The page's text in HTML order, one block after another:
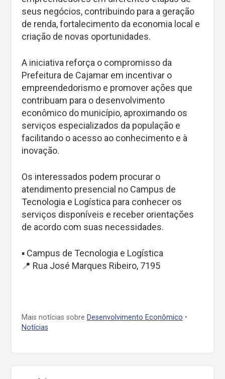
seus negócios, contribuindo para a geração
de renda, fortalecimento da economia local e
criação de novas oportunidades.
A iniciativa reforça o compromisso da
Prefeitura de Cajamar em incentivar o
empreendedorismo e promover ações que
contribuam para o desenvolvimento
econômico do município, aproximando os
serviços especializados da população e
facilitando o acesso ao conhecimento e à
inovação.
Os interessados podem procurar o
atendimento presencial no Campus de
Tecnologia e Logística para conhecer os
serviços disponíveis e receber orientações
de acordo com suas necessidades.
▪️ Campus de Tecnologia e Logística
📍 Rua José Marques Ribeiro, 7195
Mais notícias sobre Desenvolvimento Econômico •
Notícias